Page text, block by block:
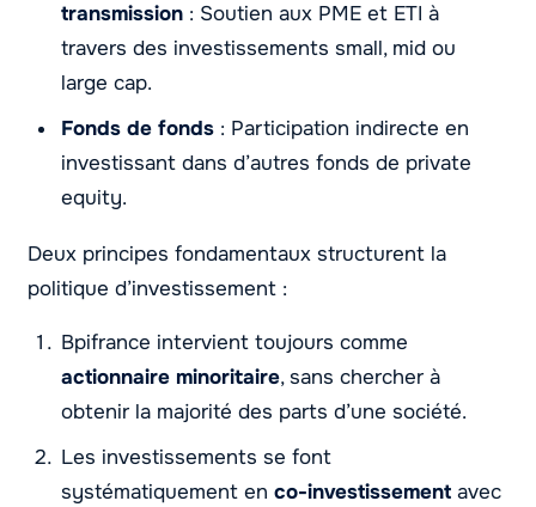
transmission : Soutien aux PME et ETI à
travers des investissements small, mid ou
large cap.
Fonds de fonds : Participation indirecte en
investissant dans d’autres fonds de private
equity.
Deux principes fondamentaux structurent la
politique d’investissement :
Bpifrance intervient toujours comme
actionnaire minoritaire, sans chercher à
obtenir la majorité des parts d’une société.
Les investissements se font
systématiquement enco-investissement avec